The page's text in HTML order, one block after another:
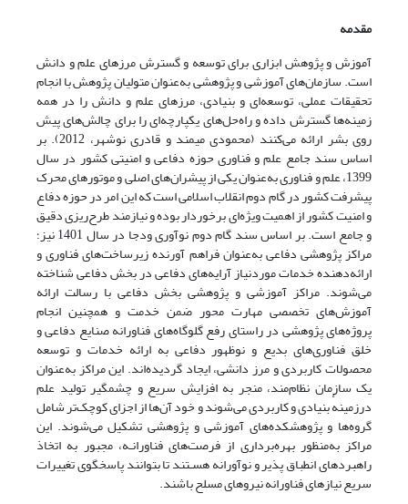
مقدمه
آموزش و پژوهش ابزاری برای توسعه و گسترش مرزهای علم و دانش
است. سازمان‌های آموزشی و پژوهشی به‌عنوان متولیان پژوهش با انجام
تحقیقات عملی، توسعه‌ای و بنیادی، مرزهای علم و دانش را در همه
زمینه‌ها گسترش داده و راه‌حل‌های یکپارچه‌ای را برای چالش‌های پیش
روی بشر ارائه می‌کنند (محمودی میمند و قادری نوشهر، 2012). بر
اساس سند جامع علم و فناوری حوزه دفاعی و امنیتی کشور در سال
1399، علم و فناوری به‌عنوان یکی از پیشران‌های اصلی و موتورهای محرک
پیشرفت کشور در گام دوم انقلاب اسلامی است که این امر در حوزه دفاع
و امنیت کشور از اهمیت ویژه‌ای برخوردار بوده و نیازمند طرح‌ریزی دقیق
و جامع است. بر اساس سند گام دوم نوآوری ودجا در سال 1401 نیز؛
مراکز پژوهشی دفاعی به‌عنوان فراهم آورنده زیرساخت‌های فناوری و
ارائه‌دهنده خدمات موردنیاز آرایه‌های دفاعی در بخش دفاعی شناخته
می‌شوند. مراکز آموزشی و پژوهشی بخش دفاعی با رسالت ارائه
آموزش‌های تخصصی مهارت محور ضمن خدمت و همچنین انجام
پروژه‌های پژوهشی در راستای رفع گلوگاه‌های فناورانه صنایع دفاعی و
خلق فناوری‌های بدیع و نوظهور دفاعی به ارائه خدمات و توسعه
محصولات کاربردی و مرز دانشی،‌ ایجاد گردیده‌اند. این مراکز به‌عنوان
یک سازمان نظام‌‌مند، منجر به افزایش سریع و چشمگیر تولید علم
درزمینهٔ بنیادی و کاربردی می‌شوند و خود آن‌ها از اجزای کوچک‌تر شامل
گروه‌ها و پژوهشکده‌های آموزشی و پژوهشی تشکیل می‌شوند. این
مراکز به‌منظور بهره‌برداری از فرصت‌های فناورانـه، مجبور به اتخاذ
راهبردهای انطباق پذیر و نوآورانه هسـتند تا بتوانند پاسخگوی تغییرات
سریع نیازهای فناورانه نیروهای مسلح باشند.